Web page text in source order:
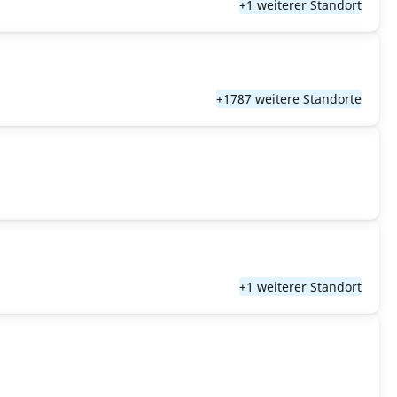
+1 weiterer Standort
+1787 weitere Standorte
+1 weiterer Standort